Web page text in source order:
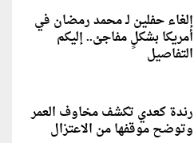
إلغاء حفلين لـ محمد رمضان في
أمريكا بشكلٍ مفاجئ.. إليكم
التفاصيل
رندة كعدي تكشف مخاوف العمر
وتوضح موقفها من الاعتزال